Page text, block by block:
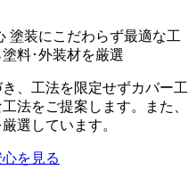
、工法を限定せずカバー工
法をご提案します。また、
選しています。
を見る